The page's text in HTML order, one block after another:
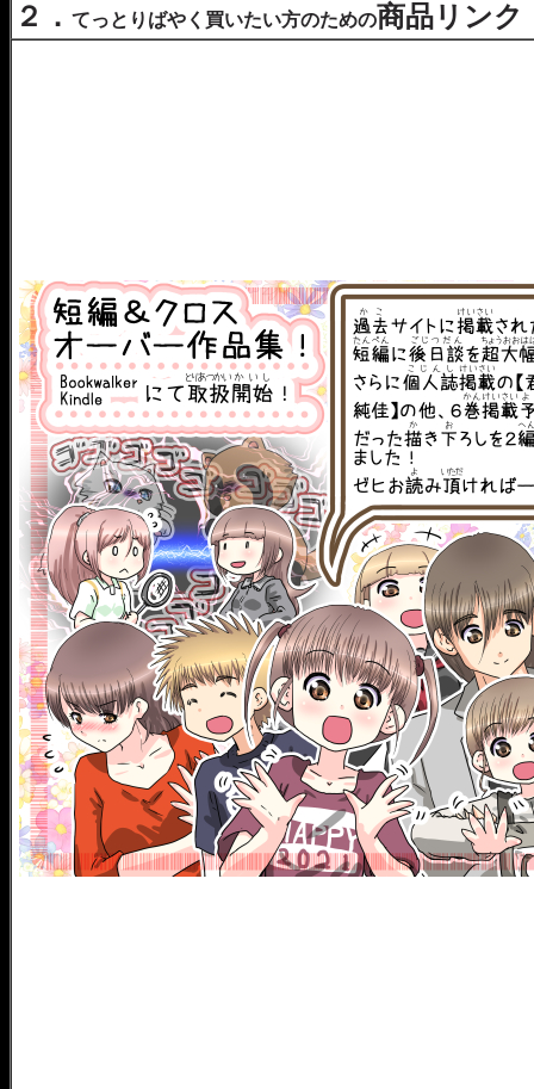
２． てっとりばやく買いたい方のための商品リンク